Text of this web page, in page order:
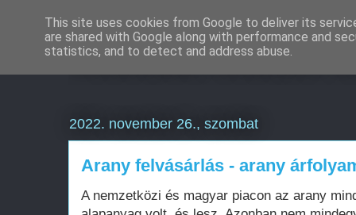
Weboldal készítés
2022. november 26., szombat
Arany felvásárlás - arany
A nemzetközi és magyar piacon az arany
This site uses cookies from Google to deliver its
are shared with Google along with performance and
statistics, and to detect and address abuse.